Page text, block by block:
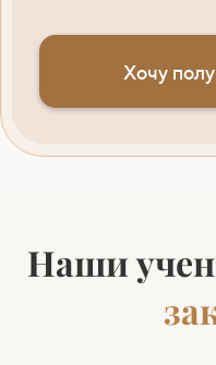
Хочу
Наши